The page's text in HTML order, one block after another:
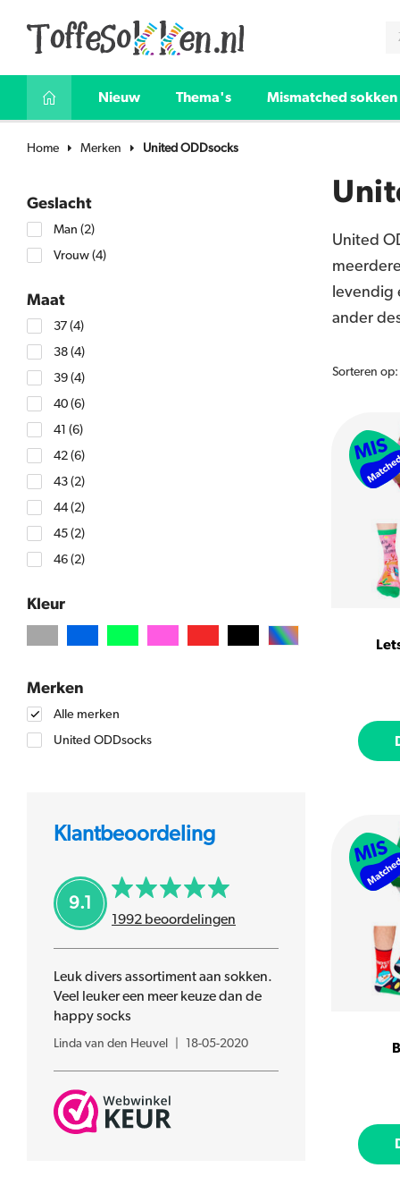
Nieuw Thema's Mismatched sokken
Home Merken United ODDsocks
Geslacht
Man(2)
Vrouw(4)
Maat
37(4)
38(4)
39(4)
40(6)
41(6)
42(6)
43(2)
44(2)
45(2)
46(2)
Kleur
Merken
Alle merken
United ODDsocks
Klantbeoordeling
9.1
1992 beoordelingen
Leuk divers assortiment aan sokken.
Veel leuker een meer keuze dan de
happy socks
Linda van den Heuvel 18-05-2020
United
levendig
ander
Sorteren op: